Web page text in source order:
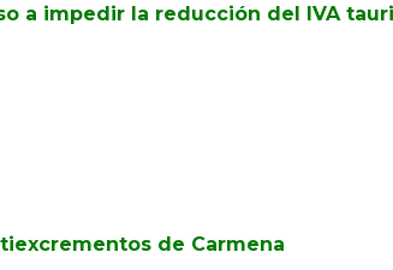
a impedir la reducción del IVA
de Carmena